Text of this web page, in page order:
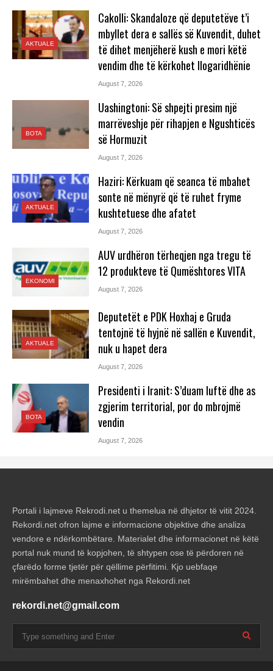
AKTUALE
Cakolli: Skandaloze që deputetëve t’i
mbyllet dera e sallës së Kuvendit, duhet
të dihet menjëherë kush e mori këtë
vendim dhe të kërkohet llogaridhënie
August 7, 2026
BOTA
Uashingtoni: Së shpejti presim një
marrëveshje për rihapjen e Ngushticës
së Hormuzit
August 7, 2026
AKTUALE
Haziri: Kërkuam që seanca të mbahet
sonte në mënyrë që të ruhet fryme
kushtetuese dhe afatet
August 7, 2026
EKONOMI
AUV urdhëron tërheqjen nga tregu të
12 produkteve të Qumështores VITA
August 7, 2026
AKTUALE
Deputetët e PDK Hoxhaj e Gruda
tentojnë të hyjnë në sallën e Kuvendit,
nuk u hapet dera
August 7, 2026
BOTA
Presidenti i Iranit: S’duam luftë dhe as
zgjerim territorial, por do mbrojmë
vendin
August 7, 2026
Portali i lajmeve Rekrodi.net u themelua në dhjetor të vitit 2024.
Rekordi.net ofron lajme e informacione objektive dhe analiza
vendore e ndërkombëtare. Materialet dhe informacionet në këtë
portal nuk mund të kopjohen, të shtypen ose të përdoren në
çfarëdo forme tjetër për qëllime përfitimi. Kjo uebfaqe
mirëmbahet dhe menaxhohet nga Rekordi.net
rekordi.net@gmail.com